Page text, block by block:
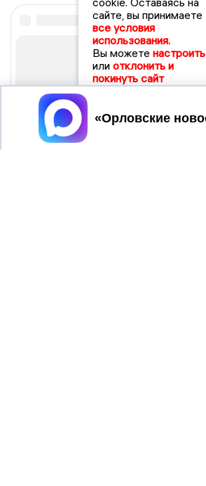
сайте, вы принимаете
все условия
использования.
Вы можете настроить
или отклонить и
покинуть сайт
Принять